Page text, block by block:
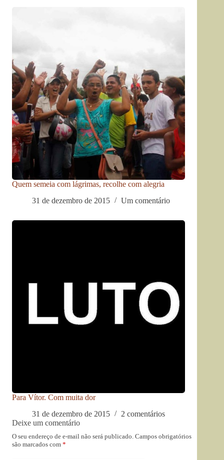
Quem semeia com lágrimas, recolhe com alegria
31 de dezembro de 2015
Um comentário
Para Vítor. Com muita dor
31 de dezembro de 2015
2 comentários
Deixe um comentário
O seu endereço de e-mail não será publicado. Campos obrigatórios
são marcados com *